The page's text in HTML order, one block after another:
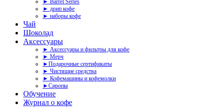
► Barrel Series
► дрип кофе
► наборы кофе
Чай
Шоколад
Аксессуары
► Аксессуары и фильтры для кофе
► Мерч
►Подарочные сертификаты
► Чистящие средства
► Кофемашины и кофемолки
►Сиропы
Обучение
Журнал о кофе